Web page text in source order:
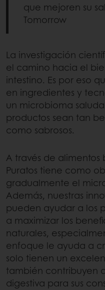
que mejoren su
Tomorrow
La investigación
el camino hacia el
intestino. Es por eso
en ingredientes y
un microbioma
productos sean tan
como sabrosos.
A través de alimentos
Puratos tiene como
gradualmente el
Además, nuestras
pueden ayudar a los
a maximizar los
naturales,
enfoque le ayuda a
solo tienen un
también contribuyen
digestiva para sus